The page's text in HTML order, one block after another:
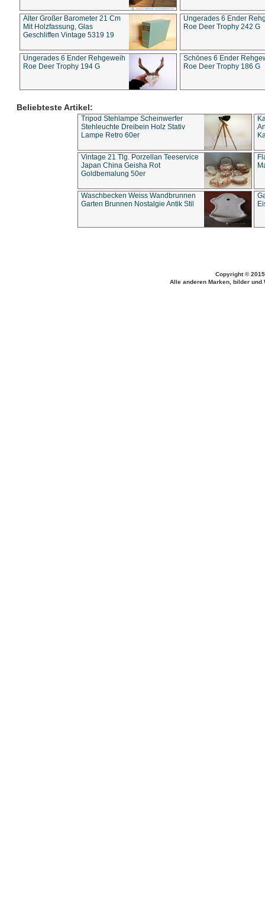
Alter Großer Barometer 21 Cm
Mit Holzfassung, Glas
Geschliffen Vintage 5319 19
Ungerades 6 Ender
Roe Deer Trophy 242 G
Ungerades 6 Ender Rehgeweih
Roe Deer Trophy 194 G
Schönes 6 Ender
Roe Deer Trophy 186 G
Beliebteste Artikel:
Tripod Stehlampe Scheinwerfer
Stehleuchte Dreibein Holz Stativ
Lampe Retro 60er
Vintage 21 Tlg. Porzellan Teeservice
Japan China Geisha Rot
Goldbemalung 50er
Waschbecken Weiss Wandbrunnen
Garten Brunnen Nostalgie Antik Stil
Copyright ©
Alle anderen Marken, bilder und